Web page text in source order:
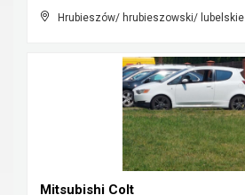
Hrubieszów/ hrubieszowski/ lubelskie
Mitsubishi Colt